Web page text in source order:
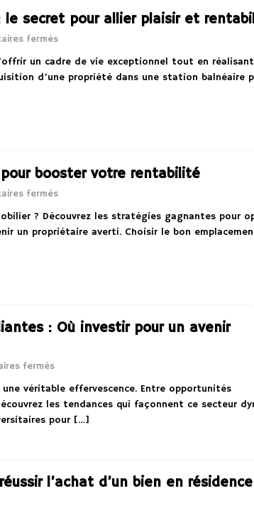
secret pour allier plaisir et
fermés
un cadre de vie exceptionnel tout en
d’une propriété dans une station balnéaire
booster votre rentabilité
fermés
? Découvrez les stratégies gagnantes pour
un propriétaire averti. Choisir le bon
: Où investir pour un avenir
fermés
véritable effervescence. Entre opportunités
les tendances qui façonnent ce secteur
pour […]
l’achat d’un bien en résidence